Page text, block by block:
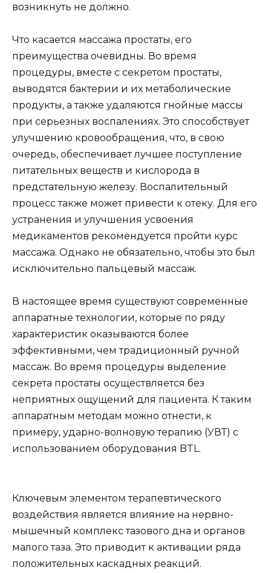
возникнуть не должно.
Что касается массажа простаты, его
преимущества очевидны. Во время
процедуры, вместе с секретом простаты,
выводятся бактерии и их метаболические
продукты, а также удаляются гнойные массы
при серьезных воспалениях. Это способствует
улучшению кровообращения, что, в свою
очередь, обеспечивает лучшее поступление
питательных веществ и кислорода в
предстательную железу. Воспалительный
процесс также может привести к отеку. Для его
устранения и улучшения усвоения
медикаментов рекомендуется пройти курс
массажа. Однако не обязательно, чтобы это был
исключительно пальцевый массаж.
В настоящее время существуют современные
аппаратные технологии, которые по ряду
характеристик оказываются более
эффективными, чем традиционный ручной
массаж. Во время процедуры выделение
секрета простаты осуществляется без
неприятных ощущений для пациента. К таким
аппаратным методам можно отнести, к
примеру, ударно-волновую терапию (УВТ) с
использованием оборудования BTL.
Ключевым элементом терапевтического
воздействия является влияние на нервно-
мышечный комплекс тазового дна и органов
малого таза. Это приводит к активации ряда
положительных каскадных реакций.